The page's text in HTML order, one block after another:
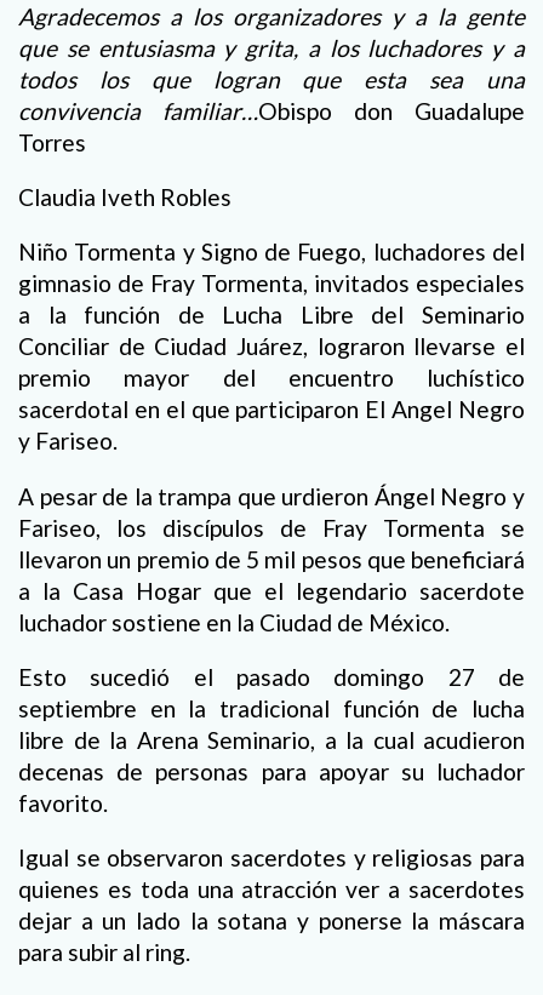
Agradecemos a los organizadores y a la gente
que se entusiasma y grita, a los luchadores y a
todos los que logran que esta sea una
convivencia familiar…Obispo don Guadalupe
Torres
Claudia Iveth Robles
Niño Tormenta y Signo de Fuego, luchadores del
gimnasio de Fray Tormenta, invitados especiales
a la función de Lucha Libre del Seminario
Conciliar de Ciudad Juárez, lograron llevarse el
premio mayor del encuentro luchístico
sacerdotal en el que participaron El Angel Negro
y Fariseo.
A pesar de la trampa que urdieron Ángel Negro y
Fariseo, los discípulos de Fray Tormenta se
llevaron un premio de 5 mil pesos que beneficiará
a la Casa Hogar que el legendario sacerdote
luchador sostiene en la Ciudad de México.
Esto sucedió el pasado domingo 27 de
septiembre en la tradicional función de lucha
libre de la Arena Seminario, a la cual acudieron
decenas de personas para apoyar su luchador
favorito.
Igual se observaron sacerdotes y religiosas para
quienes es toda una atracción ver a sacerdotes
dejar a un lado la sotana y ponerse la máscara
para subir al ring.